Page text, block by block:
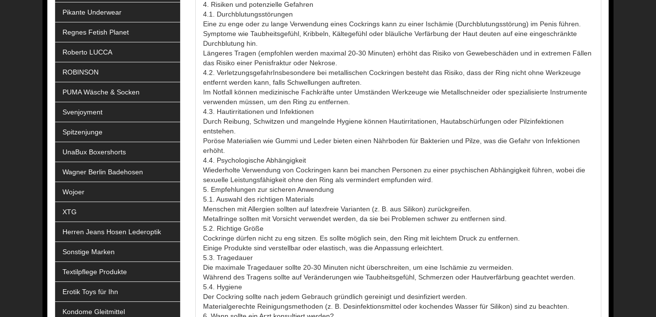
Pikante Underwear
Regnes Fetish Planet
Roberto LUCCA
ROBINSON
PUMA Wäsche & Socken
Svenjoyment
Spitzenjunge
UnaBux Boxershorts
Wagner Berlin Badehosen
Wojoer
XTG
Herren Jeans Hosen Lederoptik
Sonstige Marken
Textilpflege Produkte
Erotik Toys für Ihn
Kondome Gleitmittel
4. Risiken und potenzielle Gefahren
4.1. Durchblutungsstörungen
Eine zu enge oder zu lange Verwendung eines Cockrings kann zu einer Ischämie (Durchblutungsstörung) im Penis führen.
Symptome wie Taubheitsgefühl, Kribbeln, Kältegefühl oder bläuliche Verfärbung der Haut deuten auf eine eingeschränkte
Durchblutung hin.
Längeres Tragen (empfohlen werden maximal 20-30 Minuten) erhöht das Risiko von Gewebeschäden und in extremen Fällen
das Risiko einer Penisfraktur oder Nekrose.
4.2. VerletzungsgefahrInsbesondere bei metallischen Cockringen besteht das Risiko, dass der Ring nicht ohne Werkzeuge
entfernt werden kann, falls Schwellungen auftreten.
Im Notfall können medizinische Fachkräfte unter Umständen Werkzeuge wie Metallschneider oder spezialisierte Instrumente
verwenden müssen, um den Ring zu entfernen.
4.3. Hautirritationen und Infektionen
Durch Reibung, Schwitzen und mangelnde Hygiene können Hautirritationen, Hautabschürfungen oder Pilzinfektionen
entstehen.
Poröse Materialien wie Gummi und Leder bieten einen Nährboden für Bakterien und Pilze, was die Gefahr von Infektionen
erhöht.
4.4. Psychologische Abhängigkeit
Wiederholte Verwendung von Cockringen kann bei manchen Personen zu einer psychischen Abhängigkeit führen, wobei die
sexuelle Leistungsfähigkeit ohne den Ring als vermindert empfunden wird.
5. Empfehlungen zur sicheren Anwendung
5.1. Auswahl des richtigen Materials
Menschen mit Allergien sollten auf latexfreie Varianten (z. B. aus Silikon) zurückgreifen.
Metallringe sollten mit Vorsicht verwendet werden, da sie bei Problemen schwer zu entfernen sind.
5.2. Richtige Größe
Cockringe dürfen nicht zu eng sitzen. Es sollte möglich sein, den Ring mit leichtem Druck zu entfernen.
Einige Produkte sind verstellbar oder elastisch, was die Anpassung erleichtert.
5.3. Tragedauer
Die maximale Tragedauer sollte 20-30 Minuten nicht überschreiten, um eine Ischämie zu vermeiden.
Während des Tragens sollte auf Veränderungen wie Taubheitsgefühl, Schmerzen oder Hautverfärbung geachtet werden.
5.4. Hygiene
Der Cockring sollte nach jedem Gebrauch gründlich gereinigt und desinfiziert werden.
Materialgerechte Reinigungsmethoden (z. B. Desinfektionsmittel oder kochendes Wasser für Silikon) sind zu beachten.